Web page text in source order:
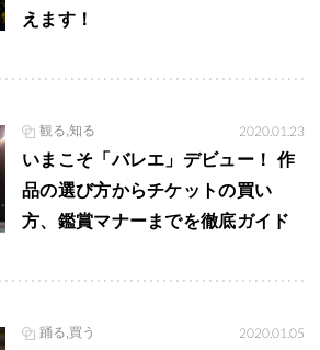
えます！
観る,知る 2020.01.23
いまこそ「バレエ」デビュー！ 作
品の選び方からチケットの買い
方、鑑賞マナーまでを徹底ガイド
踊る,買う 2020.01.05